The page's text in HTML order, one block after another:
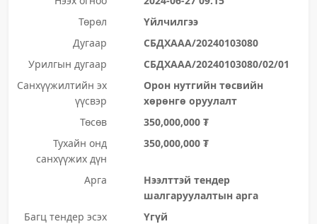
Төрөл
Үйлчилгээ
Дугаар
СБДХААА/20240103080
Урилгын дугаар
СБДХААА/20240103080/02/01
Санхүүжилтийн эх
үүсвэр
Орон нутгийн төсвийн
хөрөнгө оруулалт
Төсөв
350,000,000 ₮
Тухайн онд
санхүүжих дүн
350,000,000 ₮
Арга
Нээлттэй тендер
шалгаруулалтын арга
Багц тендер эсэх
Үгүй